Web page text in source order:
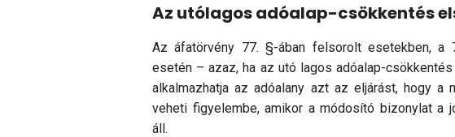
Az utólagos adóalap-csökkentés
Az áfatörvény 77. §-ában felsorolt esetekben, a
esetén – azaz, ha az utó lagos adóalap-
alkalmazhatja az adóalany azt az eljárást, hogy
veheti figyelembe, amikor a módosító bizonylat a
áll.